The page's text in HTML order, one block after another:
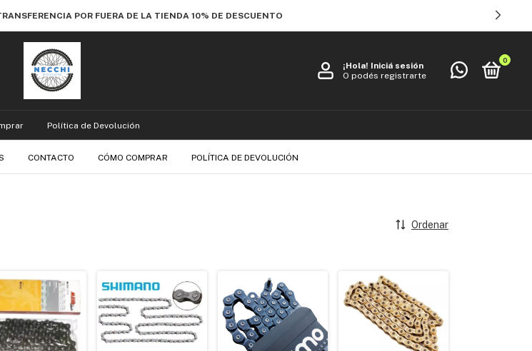
POR FUERA DE LA TIENDA 10% DE DESCUENTO
¡Hola! Iniciá sesión
O podés registrarte
0
Política de Devolución
CONTACTO CÓMO COMPRAR POLÍTICA DE DEVOLUCIÓN
Ordenar